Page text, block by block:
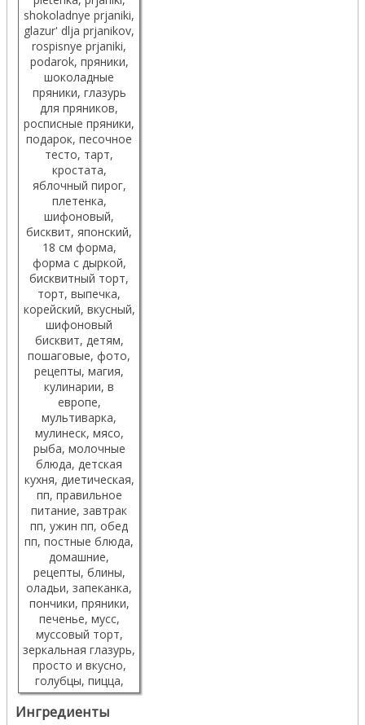
Ингредиенты